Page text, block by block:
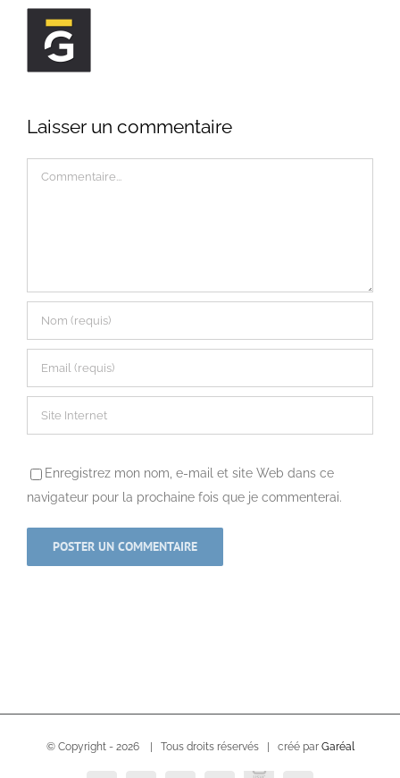
Laisser un commentaire
Enregistrez mon nom, e-mail et site Web dans ce
navigateur pour la prochaine fois que je commenterai.
© Copyright - 2026 | Tous droits réservés | créé par Garéal